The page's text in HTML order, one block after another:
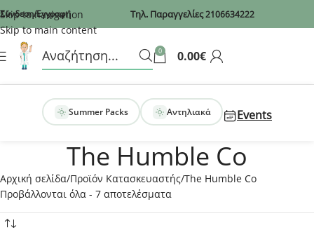
Recaptcha
Skip to navigation
Skip to main content
Σύνδεση/Εγγραφή Τηλ. Παραγγελίες2106634222
0 0.00€
Summer Packs Αντηλιακά Events
The Humble Co
Αρχική σελίδα Προϊόν Κατασκευαστής The Humble Co
Προβάλλονται όλα - 7 αποτελέσματα